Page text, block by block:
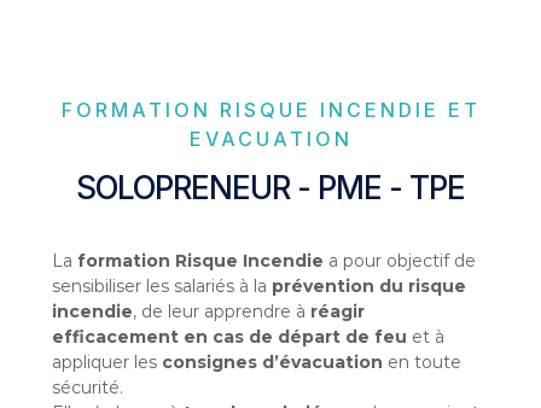
e
FORMATION RISQUE INCENDIE ET
EVACUATION
SOLOPRENEUR - PME - TPE
Laformation Risque Incendie a pour objectif de
sensibiliser les salariés à la prévention du risque
incendie, de leur apprendre à réagir
efficacement en cas de départ de feu et à
appliquer les consignes d’évacuation en toute
sécurité.